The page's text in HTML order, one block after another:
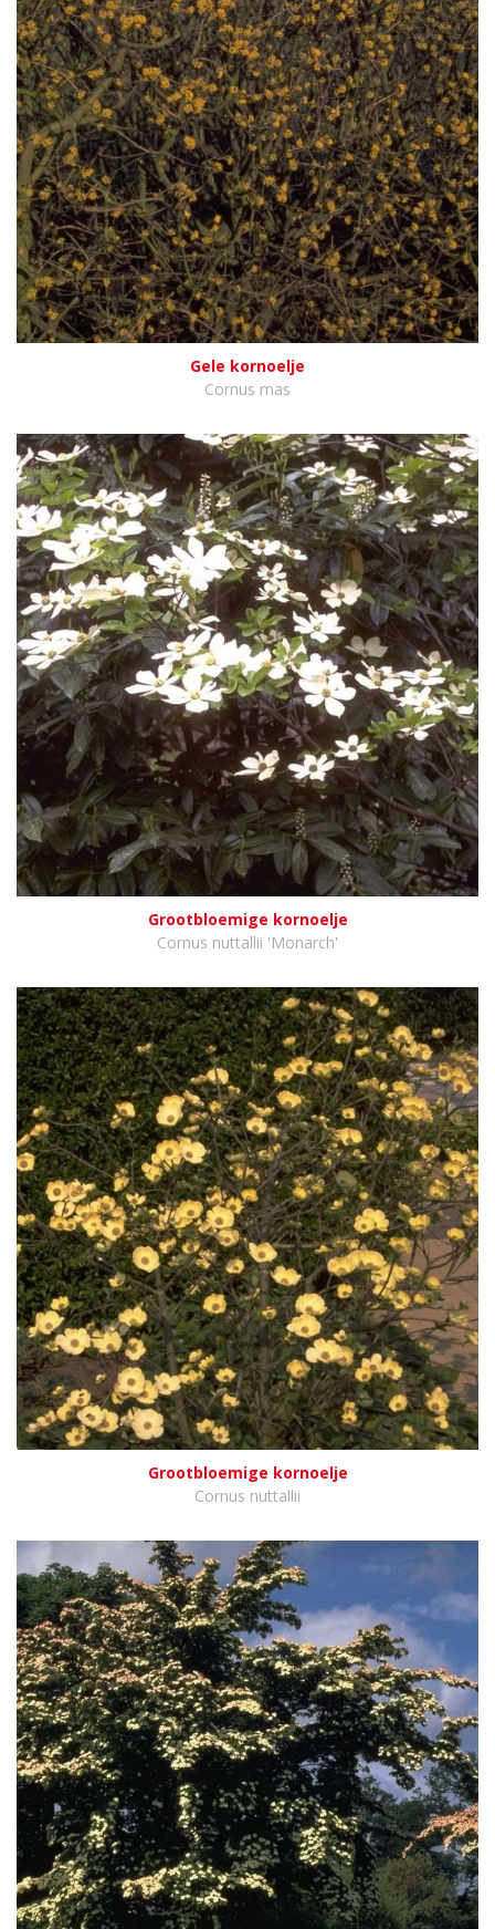
Gele kornoelje
Cornus mas
Grootbloemige kornoelje
Cornus nuttallii 'Monarch'
Grootbloemige kornoelje
Cornus nuttallii